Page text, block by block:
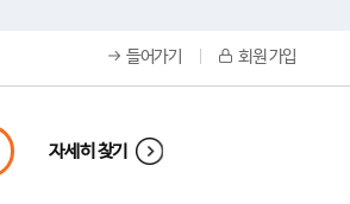
들어가기 회원 가입
자세히 찾기